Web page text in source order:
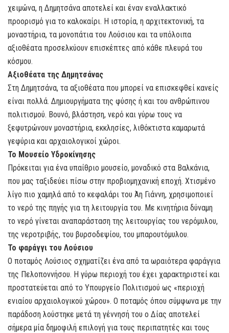
χειμώνα, η Δημητσάνα αποτελεί και έναν εναλλακτικό
προορισμό για το καλοκαίρι. Η ιστορία, η αρχιτεκτονική, τα
μοναστήρια, τα μονοπάτια του Λούσιου και τα υπόλοιπα
αξιοθέατα προσελκύουν επισκέπτες από κάθε πλευρά του
κόσμου.
Αξιοθέατα της Δημητσάνας
Στη Δημητσάνα, τα αξιοθέατα που μπορεί να επισκεφθεί κανείς
είναι πολλά. Δημιουργήματα της φύσης ή και του ανθρώπινου
πολιτισμού. Βουνό, βλάστηση, νερό και γύρω τους να
ξεφυτρώνουν μοναστήρια, εκκλησίες, λιθόκτιστα καμαρωτά
γεφύρια και αρχαιολογικοί χώροι.
Το Μουσείο Υδροκίνησης
Πρόκειται για ένα υπαίθριο μουσείο, μοναδικό στα Βαλκάνια,
που μας ταξιδεύει πίσω στην προβιομηχανική εποχή. Χτισμένο
λίγο πιο χαμηλά από το κεφαλάρι του Άη Γιάννη, χρησιμοποιεί
το νερό της πηγής για τη λειτουργία του. Με κινητήρια δύναμη
το νερό γίνεται αναπαράσταση της λειτουργίας του νερόμυλου,
της νεροτριβής, του βυρσοδεψίου, του μπαρουτόμυλου.
Το φαράγγι του Λούσιου
Ο ποταμός Λούσιος σχηματίζει ένα από τα ωραιότερα φαράγγια
της Πελοποννήσου. Η γύρω περιοχή του έχει χαρακτηριστεί και
προστατεύεται από το Υπουργείο Πολιτισμού ως «περιοχή
ενιαίου αρχαιολογικού χώρου». Ο ποταμός όπου σύμφωνα με την
παράδοση λούστηκε μετά τη γέννησή του ο Δίας αποτελεί
σήμερα μία δημοφιλή επιλογή για τους περιπατητές και τους